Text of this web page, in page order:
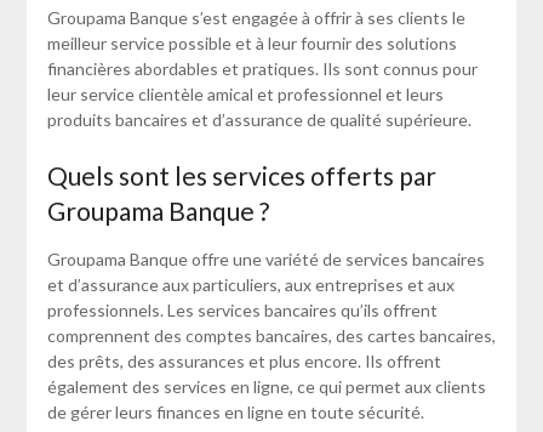
Groupama Banque s’est engagée à offrir à ses clients le
meilleur service possible et à leur fournir des solutions
financières abordables et pratiques. Ils sont connus pour
leur service clientèle amical et professionnel et leurs
produits bancaires et d’assurance de qualité supérieure.
Quels sont les services offerts par
Groupama Banque ?
Groupama Banque offre une variété de services bancaires
et d’assurance aux particuliers, aux entreprises et aux
professionnels. Les services bancaires qu’ils offrent
comprennent des comptes bancaires, des cartes bancaires,
des prêts, des assurances et plus encore. Ils offrent
également des services en ligne, ce qui permet aux clients
de gérer leurs finances en ligne en toute sécurité.